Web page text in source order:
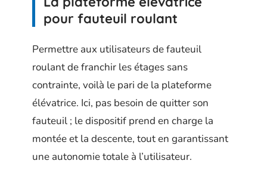
pour fauteuil roulant
Permettre aux utilisateurs de fauteuil
roulant de franchir les étages sans
contrainte, voilà le pari de la plateforme
élévatrice. Ici, pas besoin de quitter son
fauteuil ; le dispositif prend en charge la
montée et la descente, tout en garantissant
une autonomie totale à l’utilisateur.